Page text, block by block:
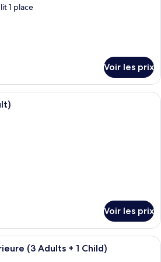
1 place
Voir les prix
Un balcon avec une table et des
Voir les prix
Une chambre d’hôtel avec un lit,
(3 Adults + 1 Child)